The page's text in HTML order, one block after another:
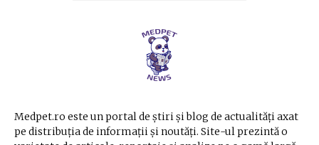
Medpet.ro este un portal de știri și blog de actualități axat
pe distribuția de informații și noutăți. Site-ul prezintă o